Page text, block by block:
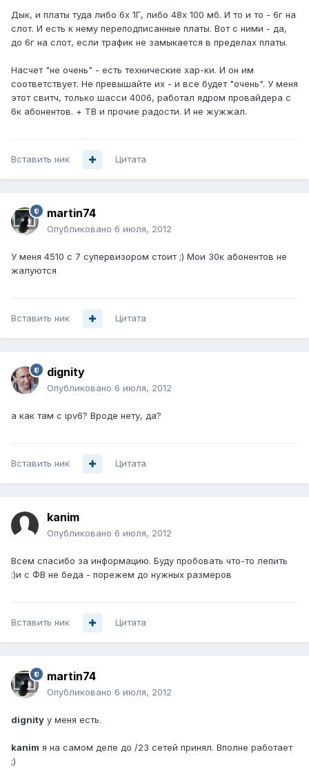
Дык, и платы туда либо 6х 1Г, либо 48х 100 мб. И то и то - 6г на
слот. И есть к нему переподписанные платы. Вот с ними - да,
до 6г на слот, если трафик не замыкается в пределах платы.
Насчет "не очень" - есть технические хар-ки. И он им
соответствует. Не превышайте их - и все будет "очень". У меня
этот свитч, только шасси 4006, работал ядром провайдера с
6к абонентов. + ТВ и прочие радости. И не жужжал.
Вставить ник Цитата
martin74
Опубликовано 6 июля, 2012
У меня 4510 с 7 супервизором стоит ;) Мои 30к абонентов не
жалуются
Вставить ник Цитата
dignity
Опубликовано 6 июля, 2012
а как там с ipv6? Вроде нету, да?
Вставить ник Цитата
kanim
Опубликовано 6 июля, 2012
Всем спасибо за информацию. Буду пробовать что-то лепить
:)и с ФВ не беда - порежем до нужных размеров
Вставить ник Цитата
martin74
Опубликовано 6 июля, 2012
dignity у меня есть.
kanim я на самом деле до /23 сетей принял. Вполне работает
;)